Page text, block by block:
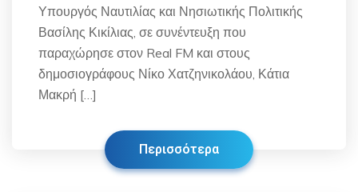
Υπουργός Ναυτιλίας και Νησιωτικής Πολιτικής
Βασίλης Κικίλιας, σε συνέντευξη που
παραχώρησε στον Real FM και στους
δημοσιογράφους Νίκο Χατζηνικολάου, Κάτια
Μακρή […]
Περισσότερα